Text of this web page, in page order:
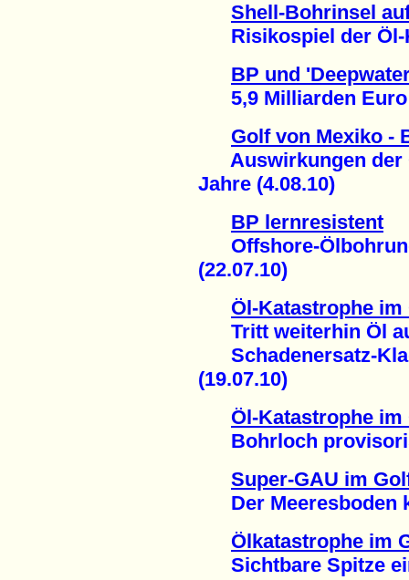
Shell-Bohrinsel
Risikospiel der Öl-
BP und
5,9 Milliarden Euro
Golf von Mexiko -
Auswirkungen der
Jahre (4.08.10)
BP lernresistent
Offshore-
(22.07.10)
Öl-Katastrophe
Tritt weiterhin Öl
Schadenersatz-
(19.07.10)
Öl-Katastrophe
Bohrloch
Super-GAU im
Der Meeresboden
Ölkatastrophe im
Sichtbare Spitze